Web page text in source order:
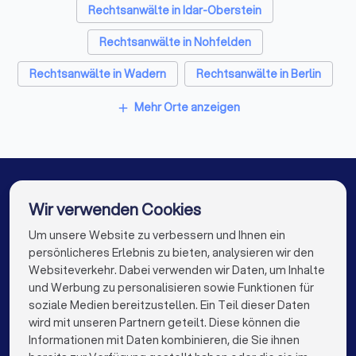
Alle relevanten Dokumente (Verträge, Kündigungen,
Mahnungen, Gerichtsbescheide etc.)
Chronologische Übersicht der Ereignisse
Beweismittel (E-Mails, Fotos, Zeugenaussagen)
✓ Haben Sie Erfahrung mit ähnlichen Fällen?
✓ Wie schätzen Sie meine Erfolgsaussichten ein?
✓ Welche Strategie empfehlen Sie?
Rechtsanwälte in Idar-Oberstein
Rechtsanwälte in Nohfelden
Rechtsanwälte in Wadern
Rechtsanwälte in Berlin
Rechtsanwälte in Hamburg
Rechtsanwälte in Stuttgart
Rechtsanwälte in Düsseldorf
Rechtsanwälte in Dortmund
Rechtsanwälte in Essen
Rechtsanwälte in Bremen
Rechtsanwälte in Nürnberg
add Mehr Orte anzeigen
Die besten Rechtsanwälte für Sie
info@trustlocal.de
Wir verwenden Cookies
Um unsere Website zu verbessern und Ihnen ein
persönlicheres Erlebnis zu bieten, analysieren wir den
Websiteverkehr. Dabei verwenden wir Daten, um Inhalte
und Werbung zu personalisieren sowie Funktionen für
soziale Medien bereitzustellen. Ein Teil dieser Daten
wird mit unseren Partnern geteilt. Diese können die
Informationen mit Daten kombinieren, die Sie ihnen